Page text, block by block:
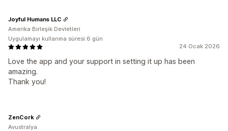
24 Ocak 2026
Love the app and your support in setting it up has been
amazing.
Thank you!
Joyful Humans LLC
Amerika Birleşik Devletleri
Uygulamayı kullanma süresi:6 gün
ZenCork
Avustralya